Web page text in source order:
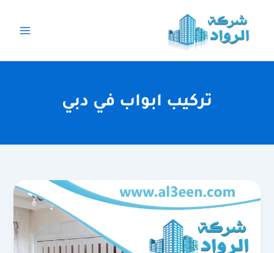
المحتوى
تركيب ابواب في دبي